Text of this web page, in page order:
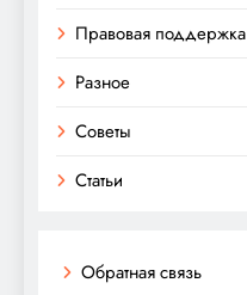
Правовая поддержка
Разное
Советы
Статьи
Обратная связь